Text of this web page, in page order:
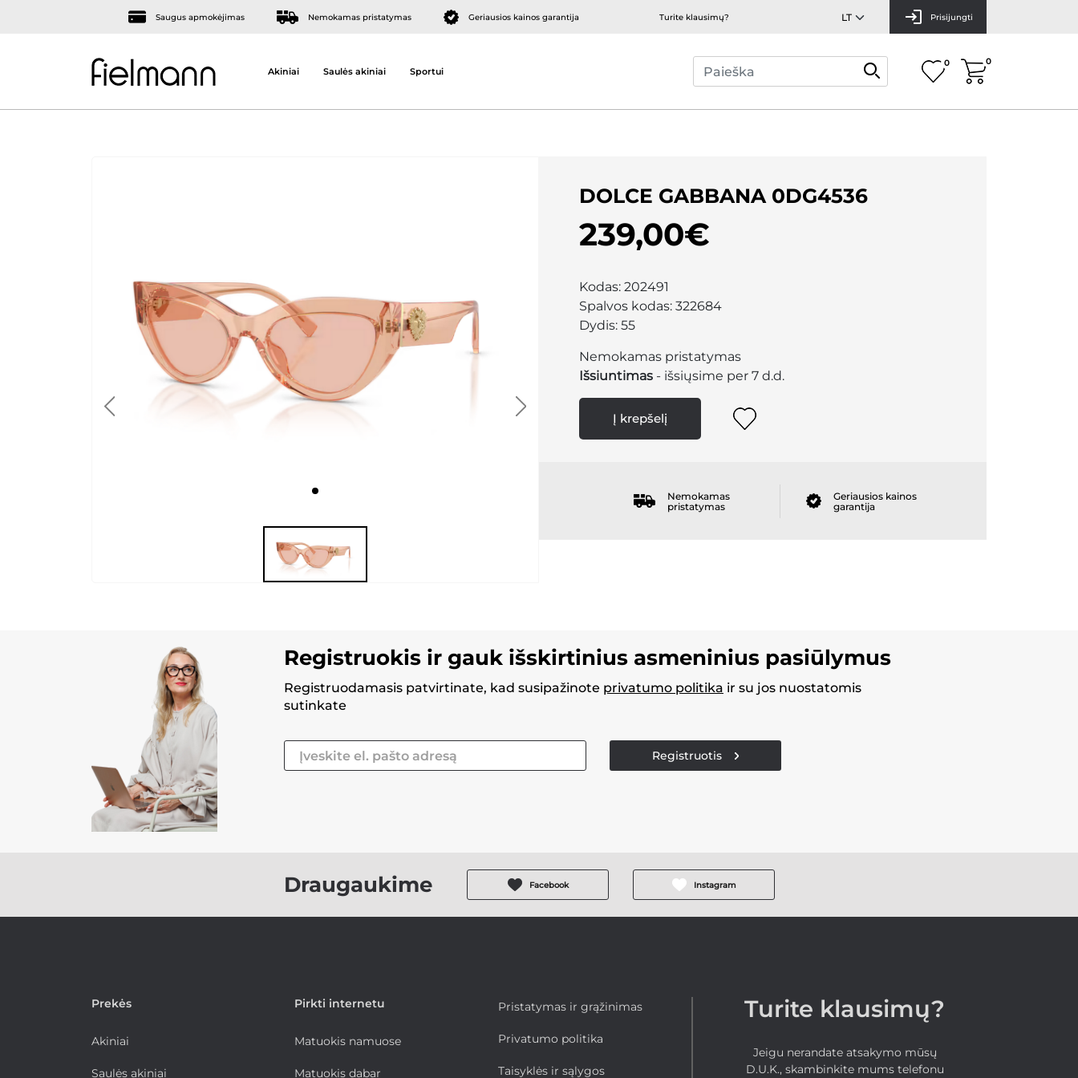
Saugus apmokėjimas Nemokamas pristatymas Geriausios kainos garantija Turite klausimų? Prisijungti
Akiniai Saulės akiniai Sportui
0 0
DOLCE GABBANA 0DG4536
239,00€
Kodas: 202491
Spalvos kodas: 322684
Dydis: 55
Nemokamas pristatymas
Išsiuntimas - išsiųsime per 7 d.d.
Į krepšelį
Nemokamas
pristatymas
Geriausios kainos
garantija
Registruokis ir gauk išskirtinius asmeninius pasiūlymus
Registruodamasis patvirtinate, kad susipažinote privatumo politika ir su jos nuostatomis
sutinkate
Registruotis
Draugaukime Facebook Instagram
Prekės
Akiniai
Saulės akiniai
Pirkti internetu
Matuokis namuose
Matuokis dabar
Pristatymas ir grąžinimas
Privatumo politika
Taisyklės ir sąlygos
Turite klausimų?
Jeigu nerandate atsakymo mūsų
D.U.K., skambinkite mums telefonu